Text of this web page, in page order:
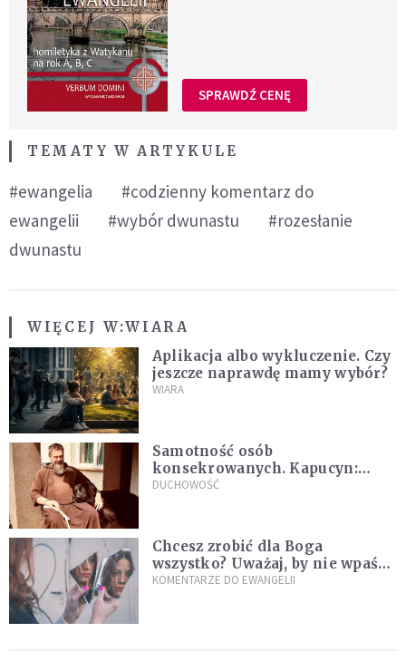
SPRAWDŹ CENĘ
TEMATY W ARTYKULE
#ewangelia
#codzienny komentarz do
ewangelii
#wybór dwunastu
#rozesłanie
dwunastu
WIĘCEJ W:WIARA
Aplikacja albo wykluczenie. Czy
jeszcze naprawdę mamy wybór?
WIARA
Samotność osób
konsekrowanych. Kapucyn:
Życie w pojedynkę rzadko jest
DUCHOWOŚĆ
Chcesz zrobić dla Boga
wszystko? Uważaj, by nie wpaść
w groźną pułapkę
KOMENTARZE DO EWANGELII